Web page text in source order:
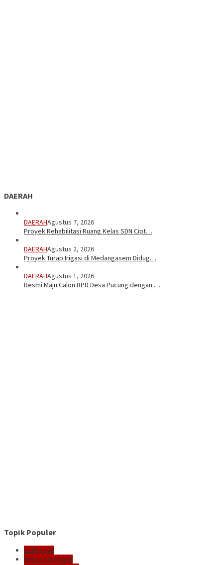
DAERAH
DAERAHAgustus 7, 2026
Proyek Rehabilitasi Ruang Kelas SDN Cipt…
DAERAHAgustus 2, 2026
Proyek Turap Irigasi di Medangasem Didug…
DAERAHAgustus 1, 2026
Resmi Maju Calon BPD Desa Pucung dengan …
Topik Populer
delik.co.id
Berita Karawang